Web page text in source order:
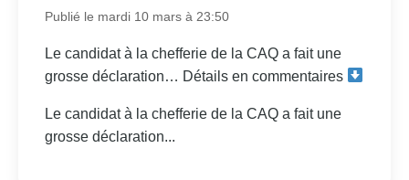
Publié le mardi 10 mars à 23:50
Le candidat à la chefferie de la CAQ a fait une
grosse déclaration… Détails en commentaires
Le candidat à la chefferie de la CAQ a fait une
grosse déclaration...